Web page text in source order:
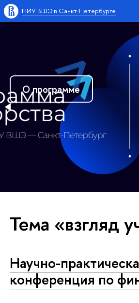
НИУ ВШЭ в Санкт-Петербурге
О проекте
Тема «взгляд
Научно-
конференция по